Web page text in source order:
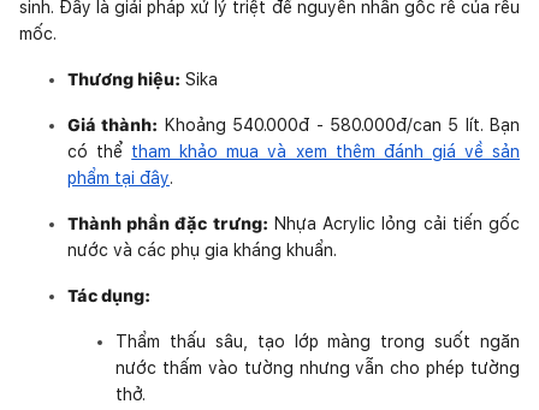
sinh. Đây là giải pháp xử lý triệt để nguyên nhân gốc rễ của rêu
mốc.
Thương hiệu: Sika
Giá thành: Khoảng 540.000đ - 580.000đ/can 5 lít. Bạn
có thể tham khảo mua và xem thêm đánh giá về sản
phẩm tại đây.
Thành phần đặc trưng: Nhựa Acrylic lỏng cải tiến gốc
nước và các phụ gia kháng khuẩn.
Tác dụng:
Thẩm thấu sâu, tạo lớp màng trong suốt ngăn
nước thấm vào tường nhưng vẫn cho phép tường
thở.